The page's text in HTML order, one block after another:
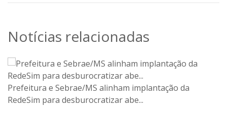
Notícias relacionadas
Prefeitura e Sebrae/MS alinham implantação da
RedeSim para desburocratizar abe...
REFIS 2025, negocie suas pendências com o nosso
município